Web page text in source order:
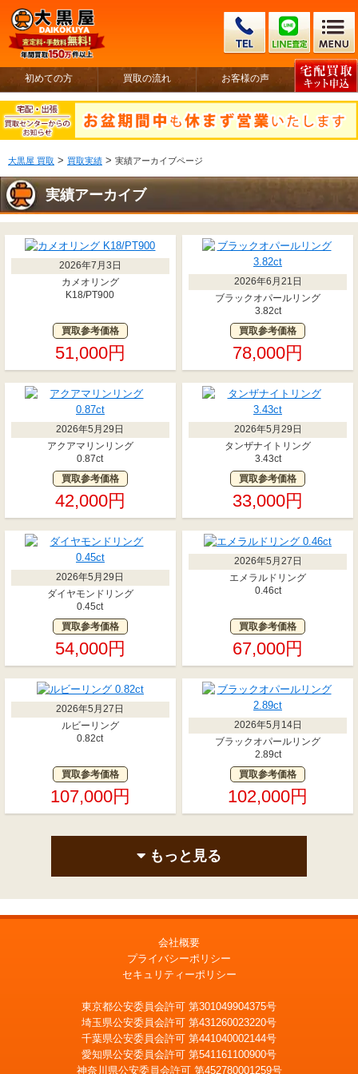
初めての方 買取の流れ お客様の声
大黒屋 買取 > 買取実績 > 実績アーカイブページ
実績アーカイブ
2026年7月3日
カメオリング
K18/PT900
買取参考価格
51,000円
2026年6月21日
ブラックオパールリング
3.82ct
買取参考価格
78,000円
2026年5月29日
アクアマリンリング
0.87ct
買取参考価格
42,000円
2026年5月29日
タンザナイトリング
3.43ct
買取参考価格
33,000円
2026年5月29日
ダイヤモンドリング
0.45ct
買取参考価格
54,000円
2026年5月27日
エメラルドリング
0.46ct
買取参考価格
67,000円
2026年5月27日
ルビーリング
0.82ct
買取参考価格
107,000円
2026年5月14日
ブラックオパールリング
2.89ct
買取参考価格
102,000円
もっと見る
会社概要
プライバシーポリシー
セキュリティーポリシー
東京都公安委員会許可 第301049904375号
埼玉県公安委員会許可 第431260023220号
千葉県公安委員会許可 第441040002144号
愛知県公安委員会許可 第541161100900号
神奈川県公安委員会許可 第452780001259号